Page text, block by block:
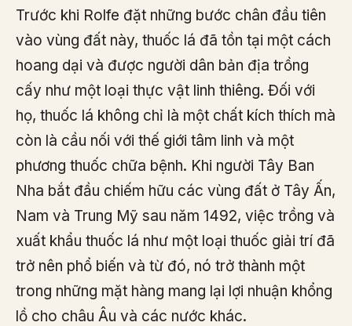
Trước khi Rolfe đặt những bước chân đầu tiên
vào vùng đất này, thuốc lá đã tồn tại một cách
hoang dại và được người dân bản địa trồng
cấy như một loại thực vật linh thiêng. Đối với
họ, thuốc lá không chỉ là một chất kích thích mà
còn là cầu nối với thế giới tâm linh và một
phương thuốc chữa bệnh. Khi người Tây Ban
Nha bắt đầu chiếm hữu các vùng đất ở Tây Ấn,
Nam và Trung Mỹ sau năm 1492, việc trồng và
xuất khẩu thuốc lá như một loại thuốc giải trí đã
trở nên phổ biến và từ đó, nó trở thành một
trong những mặt hàng mang lại lợi nhuận khổng
lồ cho châu Âu và các nước khác.